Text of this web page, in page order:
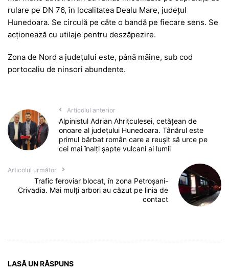
o
o
k
p
p
n
g
er
m g
e
z
ă
rulare pe DN 76, în localitatea Dealu Mare, județul
Hunedoara. Se circulă pe căte o bandă pe fiecare sens. Se
acționează cu utilaje pentru deszăpezire.
Zona de Nord a județului este, până mâine, sub cod
portocaliu de ninsori abundente.
Articolul anterior
Alpinistul Adrian Ahrițculesei, cetățean de
onoare al județului Hunedoara. Tânărul este
primul bărbat român care a reușit să urce pe
cei mai înalți șapte vulcani ai lumii
Articolul următor
Trafic feroviar blocat, în zona Petroșani-
Crivadia. Mai mulți arbori au căzut pe linia de
contact
LASĂ UN RĂSPUNS